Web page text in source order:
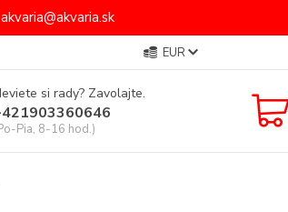
EUR
si rady? Zavolajte.
Pia, 8-16 hod.)